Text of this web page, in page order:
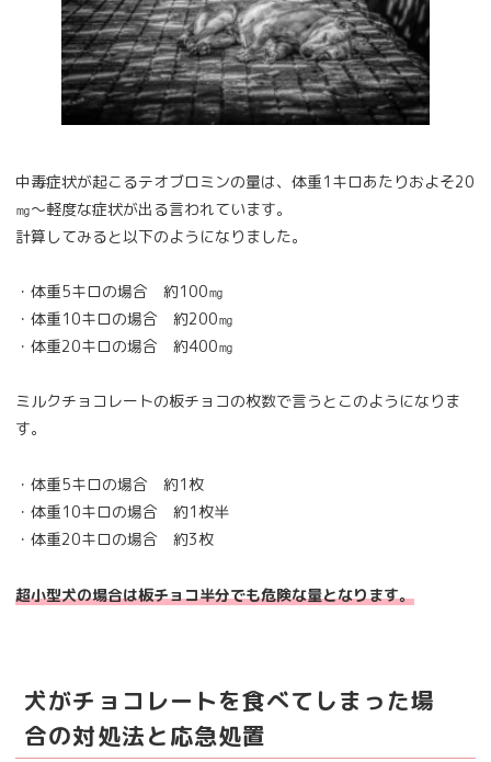
中毒症状が起こるテオブロミンの量は、体重1キロあたりおよそ20
㎎～軽度な症状が出る言われています。
計算してみると以下のようになりました。
・体重5キロの場合 約100㎎
・体重10キロの場合 約200㎎
・体重20キロの場合 約400㎎
ミルクチョコレートの板チョコの枚数で言うとこのようになりま
す。
・体重5キロの場合 約1枚
・体重10キロの場合 約1枚半
・体重20キロの場合 約3枚
超小型犬の場合は板チョコ半分でも危険な量となります。
犬がチョコレートを食べてしまった場
合の対処法と応急処置